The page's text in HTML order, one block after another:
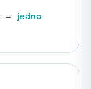
→
jedno